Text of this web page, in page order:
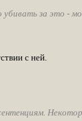
за это -
с ней.